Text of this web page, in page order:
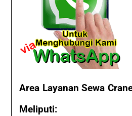
Area Layanan Sewa
Meliputi: